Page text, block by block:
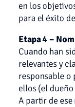
en los
para el éxito
Etapa 4 –
Cuando han
relevantes y
responsable o
ellos (el
A partir de